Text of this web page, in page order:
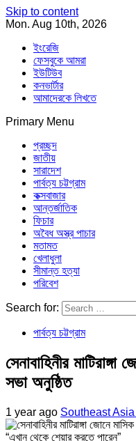
Skip to content
Mon. Aug 10th, 2026
ইংরেজি
ফেসবুকে আমরা
ইউটিউব
কনভার্টার
আমাদেরকে লিখতে
Primary Menu
Southeast Asia Journal
প্রচ্ছদ
জাতীয়
সারাদেশ
পার্বত্য চট্টগ্রাম
কক্সবাজার
আন্তর্জাতিক
ফিচার
অবৈধ অস্ত্র পাচার
মতামত
খেলাধুলা
সীমান্ত হত্যা
পরিবেশ
Search for:
পার্বত্য চট্টগ্রাম
সেনাবাহিনীর
সভা অনুষ্ঠিত
1 year ago Southeast Asia
“এখান থেকে শেয়ার করতে পারেন”